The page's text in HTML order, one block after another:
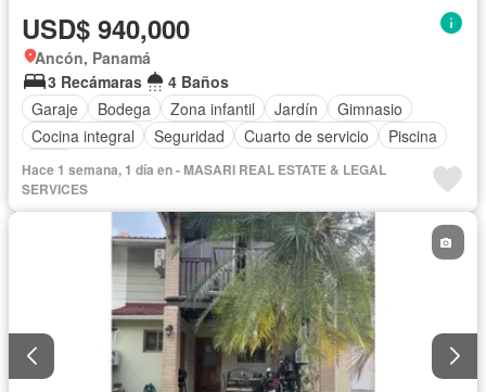
USD$ 940,000
Ancón, Panamá
3 Recámaras
4 Baños
Garaje
Bodega Zona infantil Jardín
Gimnasio
Cocina integral
Seguridad Cuarto de servicio
Piscina
Patio
Hace 1 semana, 1 día en - MASARI REAL ESTATE & LEGAL
SERVICES